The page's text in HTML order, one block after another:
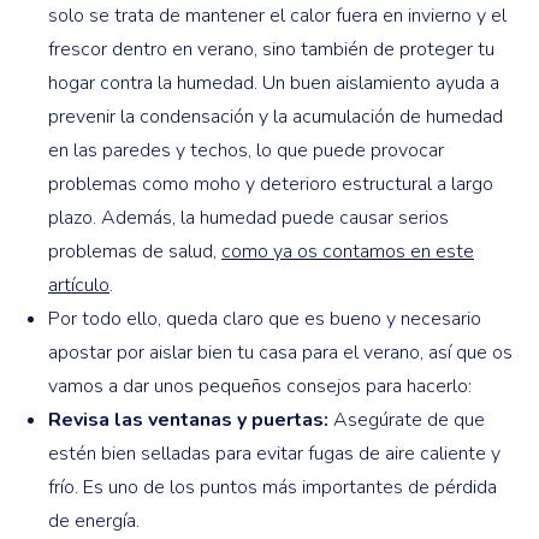
solo se trata de mantener el calor fuera en invierno y el
frescor dentro en verano, sino también de proteger tu
hogar contra la humedad. Un buen aislamiento ayuda a
prevenir la condensación y la acumulación de humedad
en las paredes y techos, lo que puede provocar
problemas como moho y deterioro estructural a largo
plazo. Además, la humedad puede causar serios
problemas de salud, como ya os contamos en este
artículo.
Por todo ello, queda claro que es bueno y necesario
apostar por aislar bien tu casa para el verano, así que os
vamos a dar unos pequeños consejos para hacerlo:
Revisa las ventanas y puertas: Asegúrate de que
estén bien selladas para evitar fugas de aire caliente y
frío. Es uno de los puntos más importantes de pérdida
de energía.